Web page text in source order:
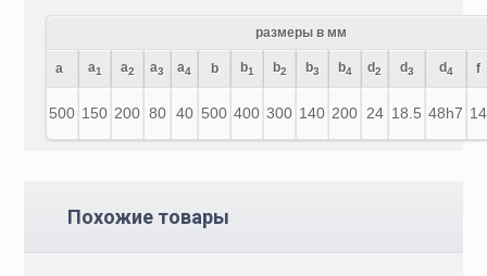
размеры в мм
a a1 a2 a3 a4 b b1 b2 b3 b4 d2 d3 d4 f
500 150 200 80 40 500 400 300 140 200 24 18.5 48h7 14
Похожие товары